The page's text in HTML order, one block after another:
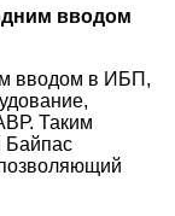
вводом
вводом в ИБП,
Таким
Байпас